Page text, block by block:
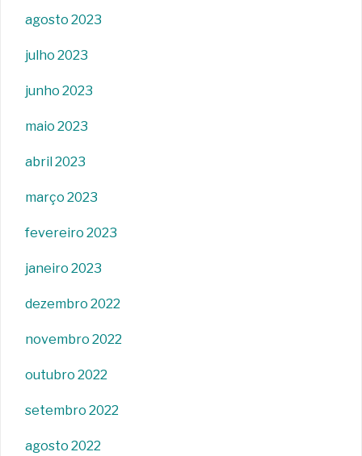
agosto 2023
julho 2023
junho 2023
maio 2023
abril 2023
março 2023
fevereiro 2023
janeiro 2023
dezembro 2022
novembro 2022
outubro 2022
setembro 2022
agosto 2022